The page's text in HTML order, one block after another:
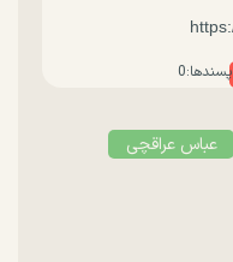
پسندها:0
عباس عراقچی